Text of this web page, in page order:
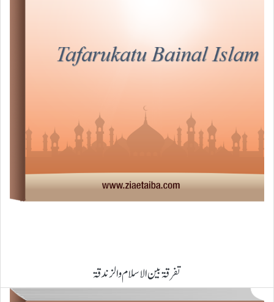
تفرقۃ بین الاسلام والزندقۃ